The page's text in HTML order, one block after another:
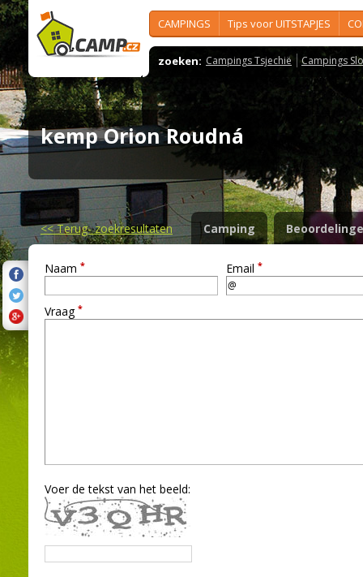
CAMPINGS Tips voor UITSTAPJES
zoeken: Campings Tsjechië Campings
kemp Orion Roudná
<<Terug- zoekresultaten Camping
Naam * Email *
Vraag *
Voer de tekst van het beeld: